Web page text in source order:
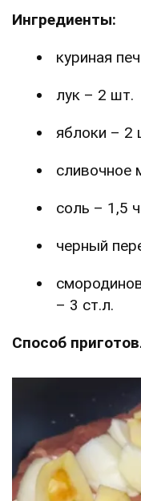
Ингредиенты:
куриная
лук – 2 шт.
яблоки – 2
сливочное
соль – 1,5
черный
– 3 ст.л.
Способ